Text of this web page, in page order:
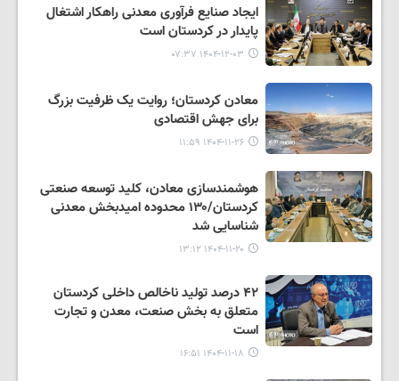
ایجاد صنایع فرآوری معدنی راهکار اشتغال
پایدار در کردستان است
۱۴۰۴-۱۲-۰۳ ۰۷:۳۷
معادن کردستان؛ روایت یک ظرفیت بزرگ
برای جهش اقتصادی
۱۴۰۴-۱۱-۲۶ ۱۱:۵۹
هوشمندسازی معادن، کلید توسعه صنعتی
کردستان/۱۳۰ محدوده امیدبخش معدنی
شناسایی شد
۱۴۰۴-۱۱-۲۰ ۱۳:۱۲
۴۲ درصد تولید ناخالص داخلی کردستان
متعلق به بخش صنعت، معدن و تجارت
است
۱۴۰۴-۱۱-۱۸ ۱۶:۵۱